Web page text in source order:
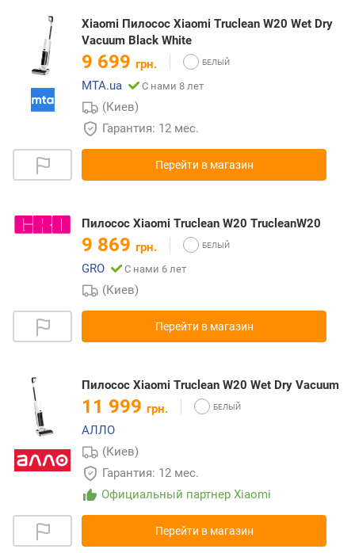
Xiaomi Пилосос Xiaomi Truclean W20 Wet Dry
Vacuum Black White
9 699 грн.
MTA.ua
С нами 8 лет
(Киев)
Гарантия: 12 мес.
Перейти в магазин
Пилосос Xiaomi Truclean W20 TrucleanW20
9 869 грн.
GRO
С нами 6 лет
(Киев)
Перейти в магазин
Пилосос Xiaomi Truclean W20 Wet Dry Vacuum
11 999 грн.
АЛЛО
(Киев)
Гарантия: 12 мес.
Официальный партнер Xiaomi
Перейти в магазин